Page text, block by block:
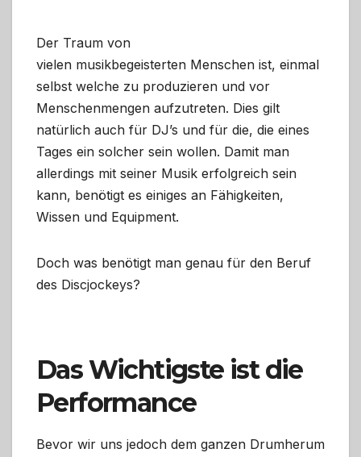
Der Traum von
vielen musikbegeisterten Menschen ist, einmal
selbst welche zu produzieren und vor
Menschenmengen aufzutreten. Dies gilt
natürlich auch für DJ’s und für die, die eines
Tages ein solcher sein wollen. Damit man
allerdings mit seiner Musik erfolgreich sein
kann, benötigt es einiges an Fähigkeiten,
Wissen und Equipment.
Doch was benötigt man genau für den Beruf
des Discjockeys?
Das Wichtigste ist die
Performance
Bevor wir uns jedoch dem ganzen Drumherum